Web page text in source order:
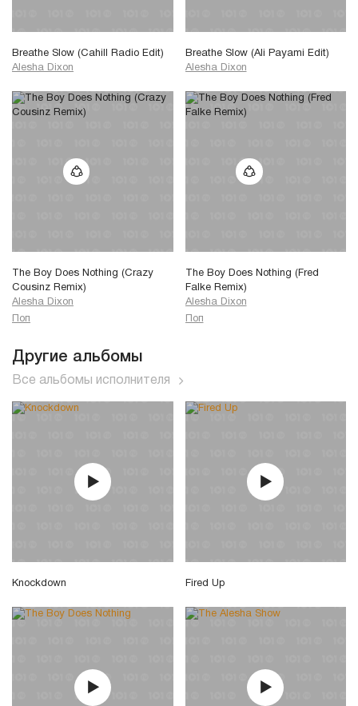
Breathe Slow (Cahill Radio Edit)
Alesha Dixon
Breathe Slow (Ali Payami Edit)
Alesha Dixon
The Boy Does Nothing (Crazy
Cousinz Remix)
Alesha Dixon
Поп
The Boy Does Nothing (Fred
Falke Remix)
Alesha Dixon
Поп
Другие альбомы
Все альбомы исполнителя
Knockdown Fired Up